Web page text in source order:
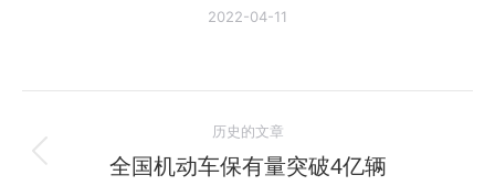
2022-04-11
章
历史的文章
历
全国机动车保有量突破4亿辆